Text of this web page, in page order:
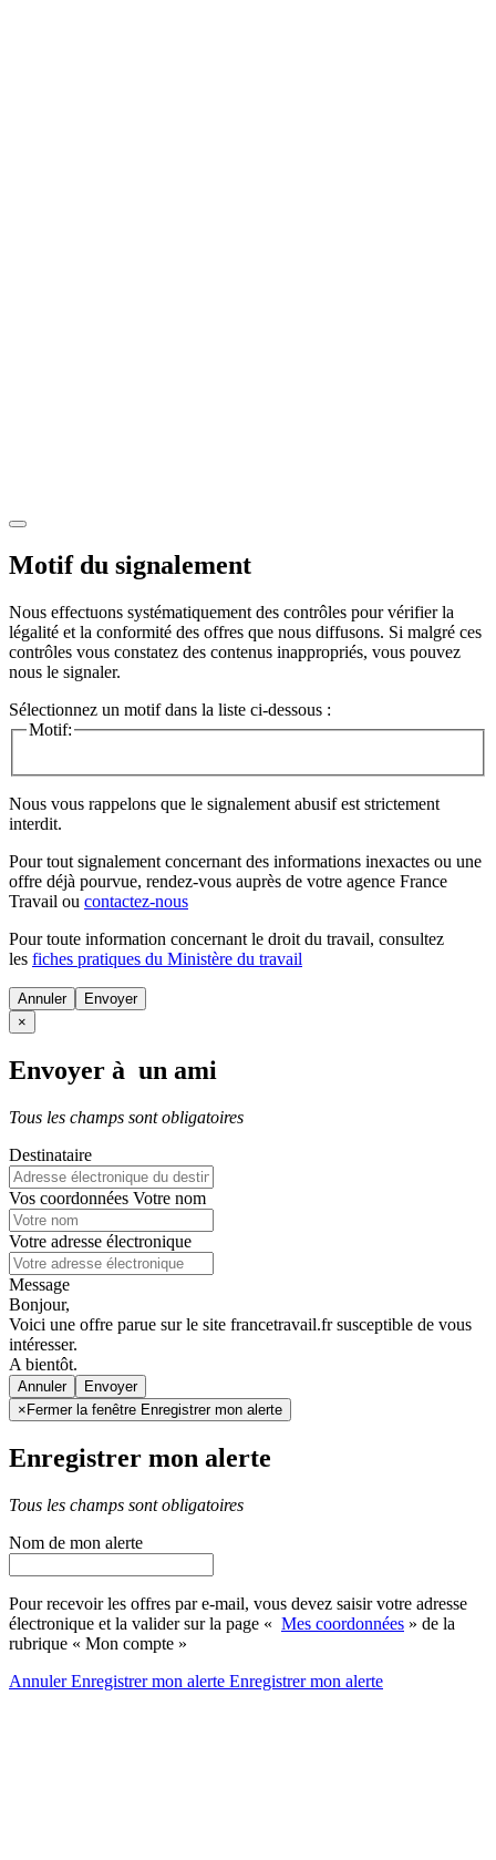
Motif du signalement
Nous effectuons systématiquement des contrôles pour vérifier la
légalité et la conformité des offres que nous diffusons. Si malgré ces
contrôles vous constatez des contenus inappropriés, vous pouvez
nous le signaler.
Sélectionnez un motif dans la liste ci-dessous :
Motif:
Nous vous rappelons que le signalement abusif est strictement
interdit.
Pour tout signalement concernant des informations inexactes ou une
offre déjà pourvue, rendez-vous auprès de votre agence France
Travail ou contactez-nous
Pour toute information concernant le droit du travail, consultez
les fiches pratiques du Ministère du travail
Annuler
×
Envoyer à un ami
Tous les champs sont obligatoires
Destinataire
Vos coordonnées Votre nom
Votre adresse électronique
Message
Bonjour,
Voici une offre parue sur le site francetravail.fr susceptible de vous
intéresser.
A bientôt.
Annuler
× Fermer la fenêtre Enregistrer mon alerte
Enregistrer mon alerte
Tous les champs sont obligatoires
Nom de mon alerte
Pour recevoir les offres par e-mail, vous devez saisir votre adresse
électronique et la valider sur la page « Mes coordonnées » de la
rubrique « Mon compte »
AnnulerEnregistrer mon alerte Enregistrermon alerte